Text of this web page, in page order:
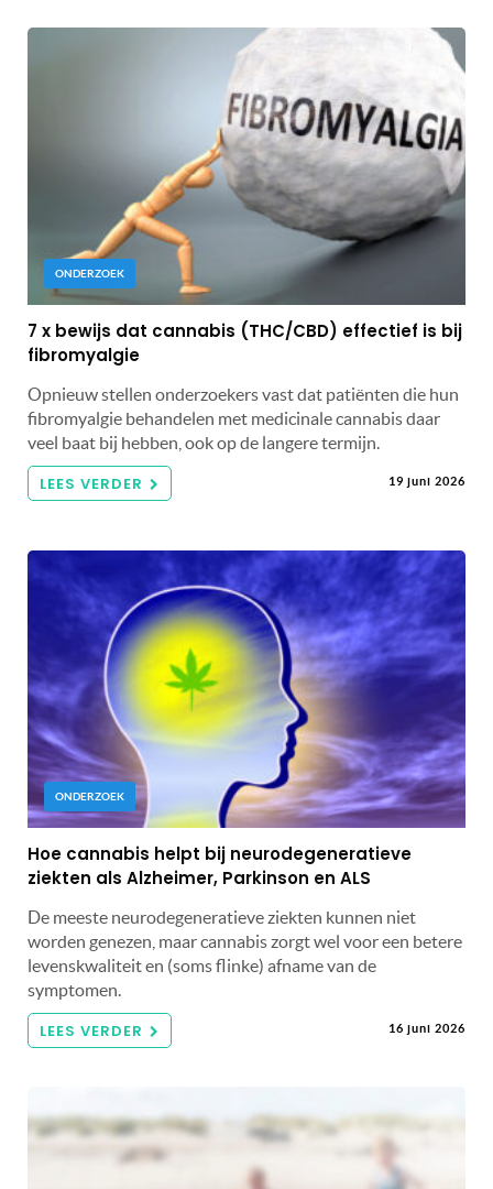
ONDERZOEK
7 x bewijs dat cannabis (THC/CBD) effectief is bij
fibromyalgie
Opnieuw stellen onderzoekers vast dat patiënten die hun
fibromyalgie behandelen met medicinale cannabis daar
veel baat bij hebben, ook op de langere termijn.
LEES VERDER 19 juni 2026
ONDERZOEK
Hoe cannabis helpt bij neurodegeneratieve
ziekten als Alzheimer, Parkinson en ALS
De meeste neurodegeneratieve ziekten kunnen niet
worden genezen, maar cannabis zorgt wel voor een betere
levenskwaliteit en (soms flinke) afname van de
symptomen.
LEES VERDER 16 juni 2026